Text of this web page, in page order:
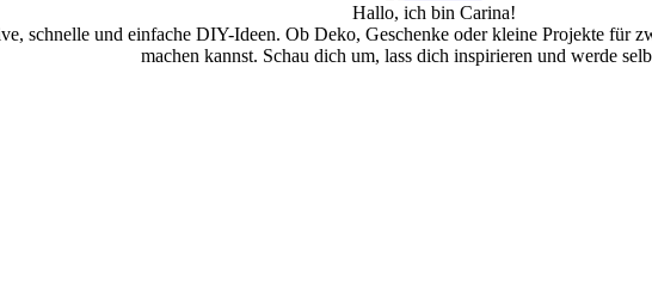
Hallo, ich bin Carina!
schnelle und einfache DIY-Ideen. Ob Deko, Geschenke oder kleine Projekte für
machen kannst. Schau dich um, lass dich inspirieren und werde